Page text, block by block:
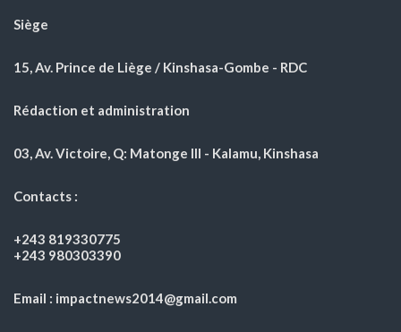
Siège
15, Av. Prince de Liège / Kinshasa-Gombe - RDC
Rédaction et administration
03, Av. Victoire, Q: Matonge III - Kalamu, Kinshasa
Contacts :
+243 819330775
+243 980303390
Email : impactnews2014@gmail.com